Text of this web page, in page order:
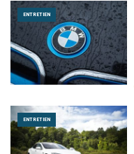
ENTRETIEN
ENTRETIEN